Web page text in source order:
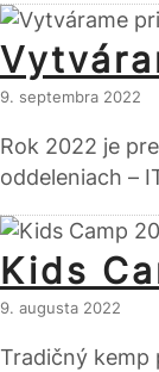
9. septembra 2022
Rok 2022 je
oddeleniach –
Kids
9. augusta 2022
Tradičný kemp